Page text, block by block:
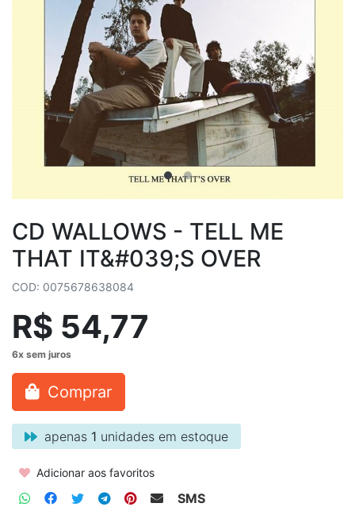
CD WALLOWS - TELL ME
THAT IT&#039;S OVER
COD: 0075678638084
R$ 54,77
Comprar
apenas 1 unidades em estoque
Adicionar aos favoritos
SMS